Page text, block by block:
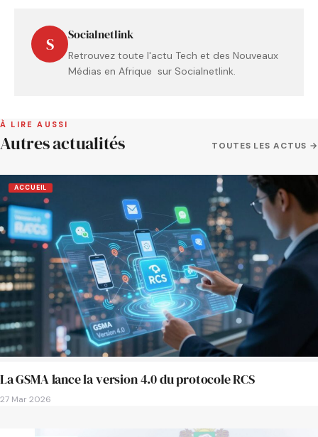
S Socialnetlink
Retrouvez toute l'actu Tech et des Nouveaux
Médias en Afrique sur Socialnetlink.
À LIRE AUSSI
Autres actualités TOUTES LES ACTUS →
ACCUEIL
La GSMA lance la version 4.0 du protocole RCS
27 Mar 2026